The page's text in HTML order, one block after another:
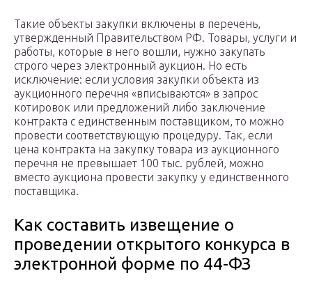
Такие объекты закупки включены в перечень,
утвержденный Правительством РФ. Товары, услуги и
работы, которые в него вошли, нужно закупать
строго через электронный аукцион. Но есть
исключение: если условия закупки объекта из
аукционного перечня «вписываются» в запрос
котировок или предложений либо заключение
контракта с единственным поставщиком, то можно
провести соответствующую процедуру. Так, если
цена контракта на закупку товара из аукционного
перечня не превышает 100 тыс. рублей, можно
вместо аукциона провести закупку у единственного
поставщика.
Как составить извещение о
проведении открытого конкурса в
электронной форме по 44-ФЗ